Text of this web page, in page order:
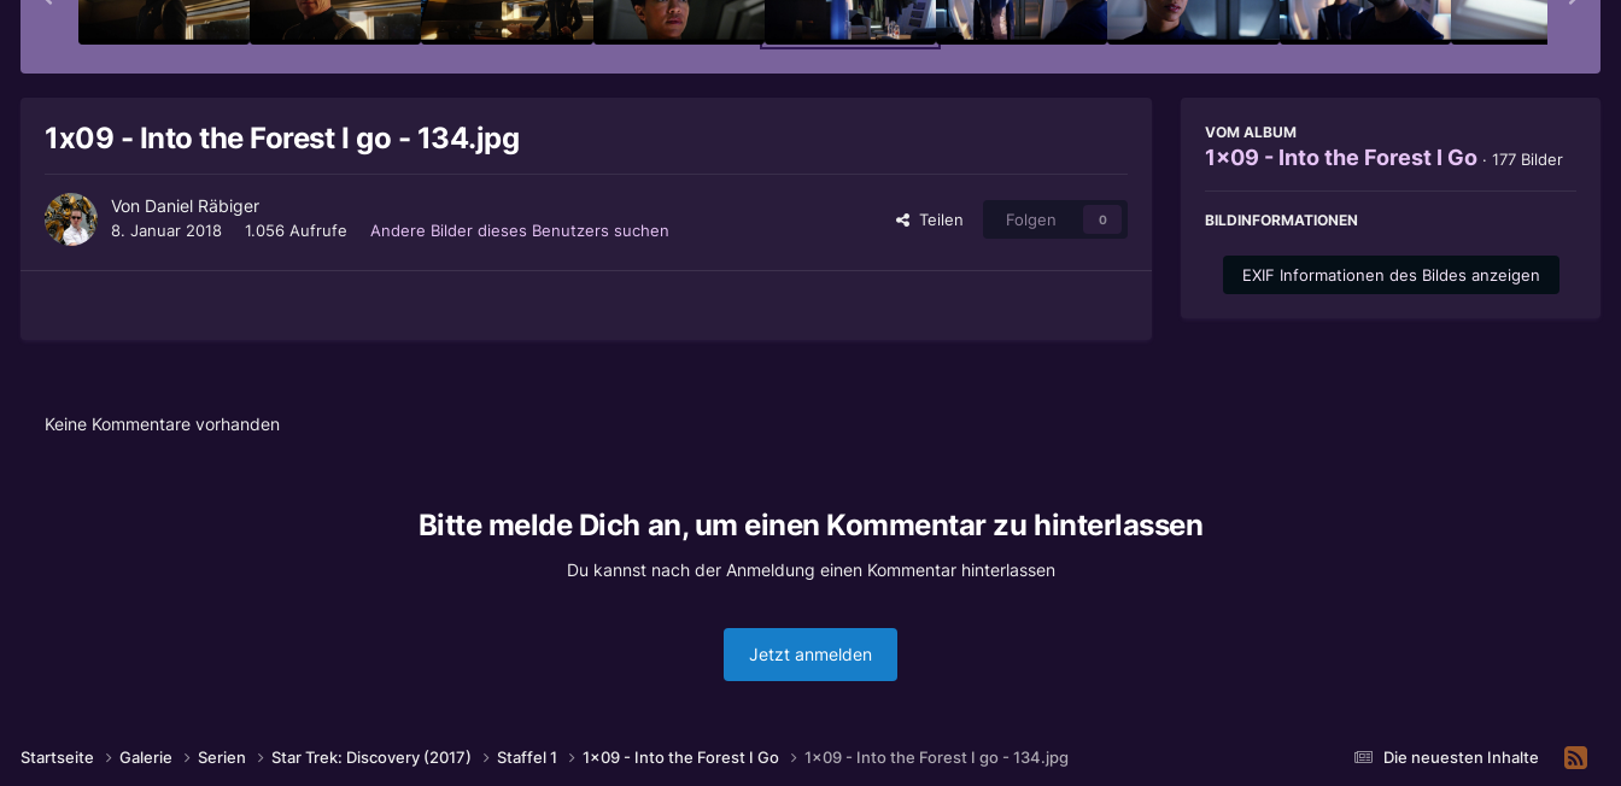
1x09 - Into the Forest I go - 134.jpg
Von Daniel Räbiger
8. Januar 2018 1.056 Aufrufe Andere Bilder dieses Benutzers suchen
Teilen Folgen 0
VOM ALBUM
1x09 - Into the Forest I Go · 177 Bilder
BILDINFORMATIONEN
EXIF Informationen des Bildes anzeigen
Keine Kommentare vorhanden
Bitte melde Dich an, um einen Kommentar zu hinterlassen
Du kannst nach der Anmeldung einen Kommentar hinterlassen
Jetzt anmelden
Die neuesten Inhalte
Startseite Galerie Serien Star Trek: Discovery (2017) Staffel 1 1x09 - Into the Forest I Go 1x09 - Into the Forest I go - 134.jpg